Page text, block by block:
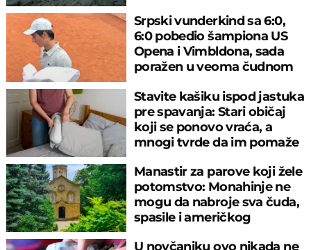
Srpski vunderkind sa 6:0,
6:0 pobedio šampiona US
Opena i Vimbldona, sada
poražen u veoma čudnom
Stavite kašiku ispod jastuka
pre spavanja: Stari običaj
koji se ponovo vraća, a
mnogi tvrde da im pomaže
Manastir za parove koji žele
potomstvo: Monahinje ne
mogu da nabroje sva čuda,
spasile i američkog
U novčaniku ovo nikada ne